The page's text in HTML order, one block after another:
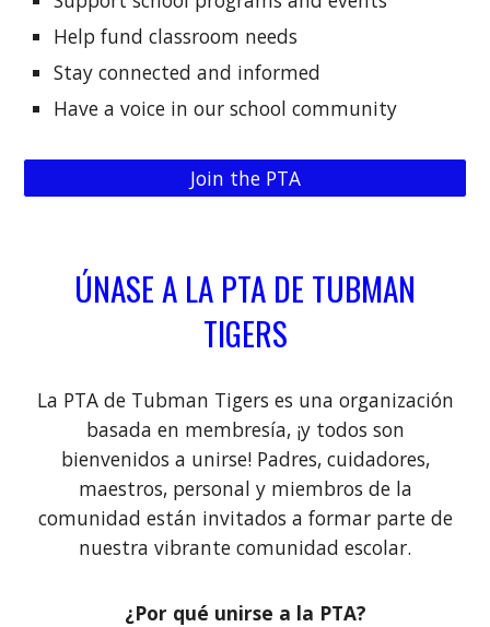
Help fund classroom needs
Stay connected and informed
Have a voice in our school community
Join the PTA
ÚNASE A LA PTA DE TUBMAN
TIGERS
La PTA de Tubman Tigers es una organización
basada en membresía, ¡y todos son
bienvenidos a unirse! Padres, cuidadores,
maestros, personal y miembros de la
comunidad están invitados a formar parte de
nuestra vibrante comunidad escolar.
¿Por qué unirse a la PTA?